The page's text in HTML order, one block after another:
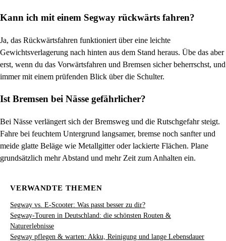
Kann ich mit einem Segway rückwärts fahren?
Ja, das Rückwärtsfahren funktioniert über eine leichte
Gewichtsverlagerung nach hinten aus dem Stand heraus. Übe das aber
erst, wenn du das Vorwärtsfahren und Bremsen sicher beherrschst, und
immer mit einem prüfenden Blick über die Schulter.
Ist Bremsen bei Nässe gefährlicher?
Bei Nässe verlängert sich der Bremsweg und die Rutschgefahr steigt.
Fahre bei feuchtem Untergrund langsamer, bremse noch sanfter und
meide glatte Beläge wie Metallgitter oder lackierte Flächen. Plane
grundsätzlich mehr Abstand und mehr Zeit zum Anhalten ein.
VERWANDTE THEMEN
Segway vs. E-Scooter: Was passt besser zu dir?
Segway-Touren in Deutschland: die schönsten Routen &
Naturerlebnisse
Segway pflegen & warten: Akku, Reinigung und lange Lebensdauer